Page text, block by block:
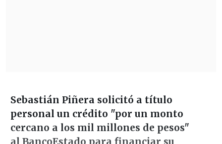
Sebastián Piñera solicitó a título
personal un crédito "por un monto
cercano a los mil millones de pesos"
al BancoEstado para financiar su